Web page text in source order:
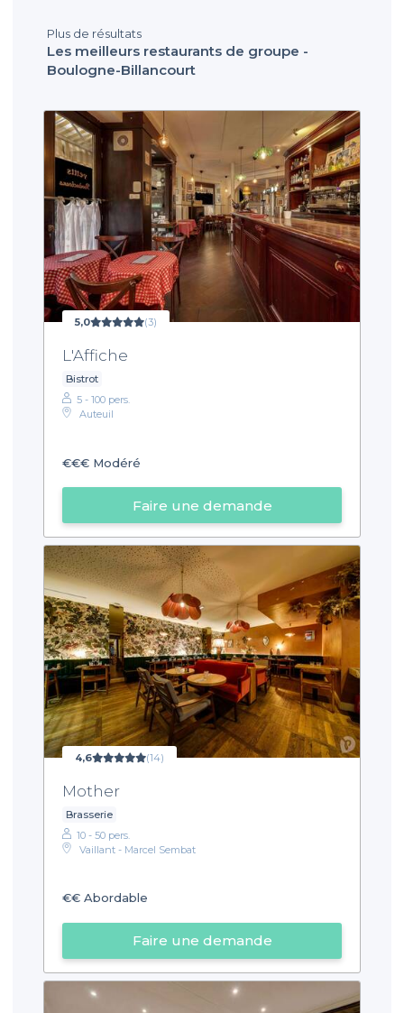
Plus de résultats
Les meilleurs restaurants de groupe -
Boulogne-Billancourt
5,0 (3)
L'Affiche
Bistrot
5 - 100 pers.
Auteuil
€€€ Modéré
Faire une demande
4,6 (14)
Mother
Brasserie
10 - 50 pers.
Vaillant - Marcel Sembat
€€ Abordable
Faire une demande